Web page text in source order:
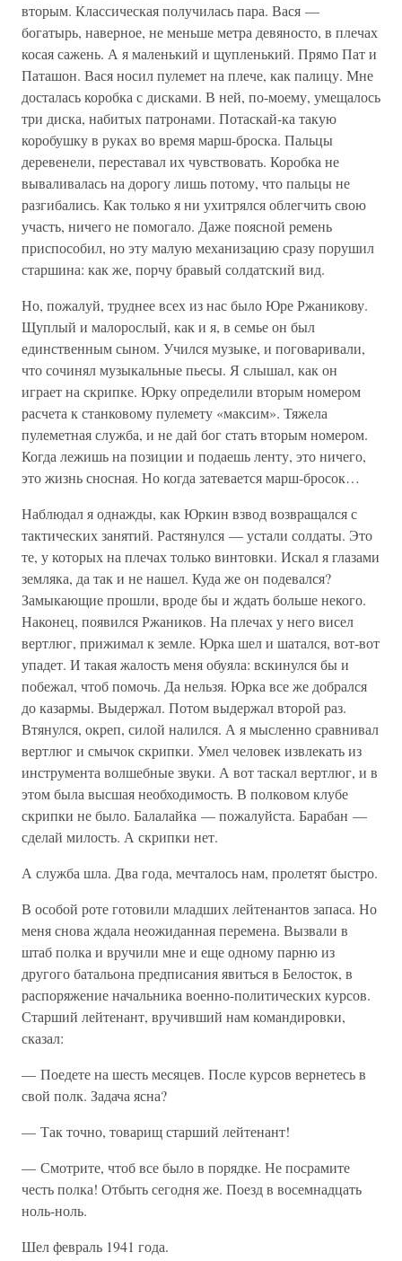
вторым. Классическая получилась пара. Вася —
богатырь, наверное, не меньше метра девяносто, в плечах
косая сажень. А я маленький и щупленький. Прямо Пат и
Паташон. Вася носил пулемет на плече, как палицу. Мне
досталась коробка с дисками. В ней, по-моему, умещалось
три диска, набитых патронами. Потаскай-ка такую
коробушку в руках во время марш-броска. Пальцы
деревенели, переставал их чувствовать. Коробка не
вываливалась на дорогу лишь потому, что пальцы не
разгибались. Как только я ни ухитрялся облегчить свою
участь, ничего не помогало. Даже поясной ремень
приспособил, но эту малую механизацию сразу порушил
старшина: как же, порчу бравый солдатский вид.
Но, пожалуй, труднее всех из нас было Юре Ржаникову.
Щуплый и малорослый, как и я, в семье он был
единственным сыном. Учился музыке, и поговаривали,
что сочинял музыкальные пьесы. Я слышал, как он
играет на скрипке. Юрку определили вторым номером
расчета к станковому пулемету «максим». Тяжела
пулеметная служба, и не дай бог стать вторым номером.
Когда лежишь на позиции и подаешь ленту, это ничего,
это жизнь сносная. Но когда затевается марш-бросок…
Наблюдал я однажды, как Юркин взвод возвращался с
тактических занятий. Растянулся — устали солдаты. Это
те, у которых на плечах только винтовки. Искал я глазами
земляка, да так и не нашел. Куда же он подевался?
Замыкающие прошли, вроде бы и ждать больше некого.
Наконец, появился Ржаников. На плечах у него висел
вертлюг, прижимал к земле. Юрка шел и шатался, вот-вот
упадет. И такая жалость меня обуяла: вскинулся бы и
побежал, чтоб помочь. Да нельзя. Юрка все же добрался
до казармы. Выдержал. Потом выдержал второй раз.
Втянулся, окреп, силой налился. А я мысленно сравнивал
вертлюг и смычок скрипки. Умел человек извлекать из
инструмента волшебные звуки. А вот таскал вертлюг, и в
этом была высшая необходимость. В полковом клубе
скрипки не было. Балалайка — пожалуйста. Барабан —
сделай милость. А скрипки нет.
А служба шла. Два года, мечталось нам, пролетят быстро.
В особой роте готовили младших лейтенантов запаса. Но
меня снова ждала неожиданная перемена. Вызвали в
штаб полка и вручили мне и еще одному парню из
другого батальона предписания явиться в Белосток, в
распоряжение начальника военно-политических курсов.
Старший лейтенант, вручивший нам командировки,
сказал:
— Поедете на шесть месяцев. После курсов вернетесь в
свой полк. Задача ясна?
— Так точно, товарищ старший лейтенант!
— Смотрите, чтоб все было в порядке. Не посрамите
честь полка! Отбыть сегодня же. Поезд в восемнадцать
ноль-ноль.
Шел февраль 1941 года.